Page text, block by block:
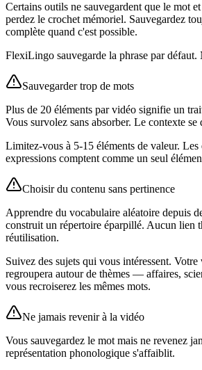
Certains outils ne sauvegardent que le mot
perdez le crochet mémoriel. Sauvegardez
complète quand c'est possible.
FlexiLingo sauvegarde la phrase par défaut.
Sauvegarder trop de mots
Plus de 20 éléments par vidéo signifie un
Vous survolez sans absorber. Le contexte se
Limitez-vous à 5-15 éléments de valeur. Les
expressions comptent comme un seul
Choisir du contenu sans pertinence
Apprendre du vocabulaire aléatoire depuis
construit un répertoire éparpillé. Aucun lien
réutilisation.
Suivez des sujets qui vous intéressent. Votre
regroupera autour de thèmes — affaires,
vous recroiserez les mêmes mots.
Ne jamais revenir à la vidéo
Vous sauvegardez le mot mais ne revenez
représentation phonologique s'affaiblit.